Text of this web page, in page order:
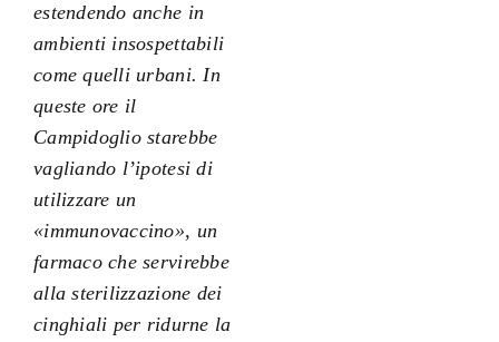
estendendo anche in
ambienti insospettabili
come quelli urbani. In
queste ore il
Campidoglio starebbe
vagliando l’ipotesi di
utilizzare un
«immunovaccino», un
farmaco che servirebbe
alla sterilizzazione dei
cinghiali per ridurne la